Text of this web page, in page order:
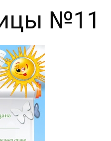
№11